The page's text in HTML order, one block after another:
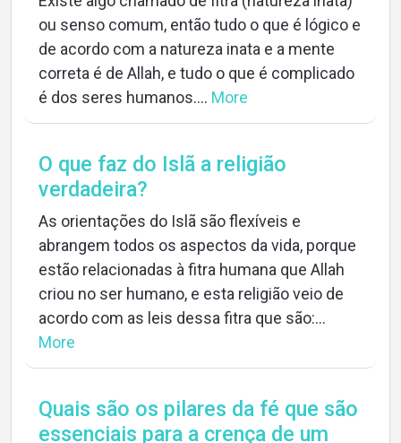
ou senso comum, então tudo o que é lógico e
de acordo com a natureza inata e a mente
correta é de Allah, e tudo o que é complicado
é dos seres humanos.... More
O que faz do Islã a religião
verdadeira?
As orientações do Islã são flexíveis e
abrangem todos os aspectos da vida, porque
estão relacionadas à fitra humana que Allah
criou no ser humano, e esta religião veio de
acordo com as leis dessa fitra que são:...
More
Quais são os pilares da fé que são
essenciais para a crença de um